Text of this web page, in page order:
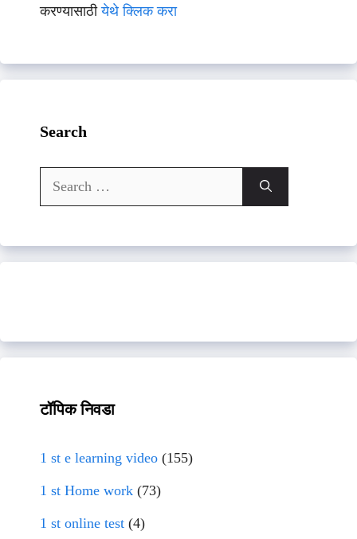
करण्यासाठीयेथे क्लिक करा
Search
Search
for:
टॉपिक निवडा
1 st e learning video (155)
1 st Home work (73)
1 st online test (4)